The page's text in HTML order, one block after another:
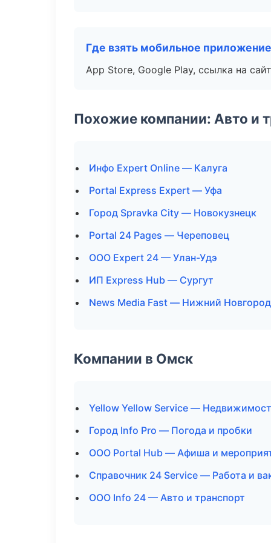
Где взять мобильное
App Store, Google Play, ссылка на
Похожие компании: Авто и
Инфо Expert Online — Калуга
Portal Express Expert — Уфа
Город Spravka City — Новокузнецк
Portal 24 Pages — Череповец
ООО Expert 24 — Улан-Удэ
ИП Express Hub — Сургут
News Media Fast — Нижний Новгород
Компании в Омск
Yellow Yellow Service —
Город Info Pro — Погода и пробки
ООО Portal Hub — Афиша и
Справочник 24 Service — Работа и
ООО Info 24 — Авто и транспорт